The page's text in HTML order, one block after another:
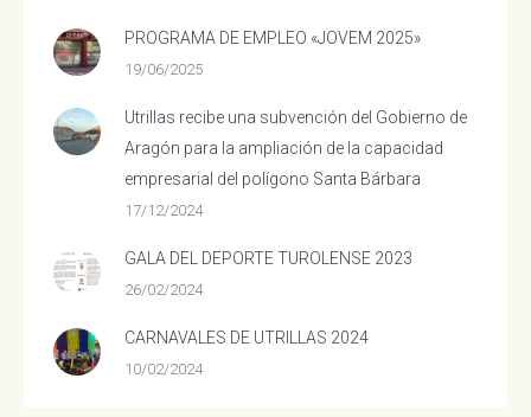
PROGRAMA DE EMPLEO «JOVEM 2025»
19/06/2025
Utrillas recibe una subvención del Gobierno de
Aragón para la ampliación de la capacidad
empresarial del polígono Santa Bárbara
17/12/2024
GALA DEL DEPORTE TUROLENSE 2023
26/02/2024
CARNAVALES DE UTRILLAS 2024
10/02/2024